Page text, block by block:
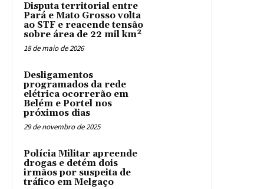
Disputa territorial entre
Pará e Mato Grosso volta
ao STF e reacende tensão
sobre área de 22 mil km²
18 de maio de 2026
Desligamentos
programados da rede
elétrica ocorrerão em
Belém e Portel nos
próximos dias
29 de novembro de 2025
Polícia Militar apreende
drogas e detém dois
irmãos por suspeita de
tráfico em Melgaço